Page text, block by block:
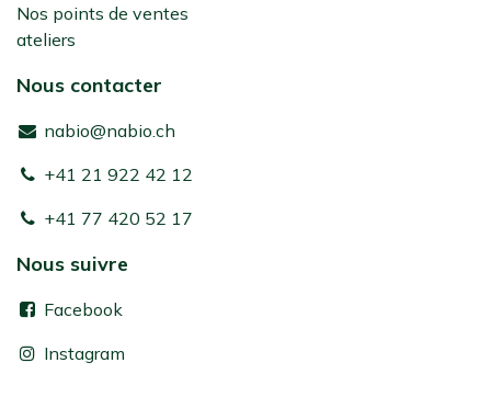
Nos points de ventes
ateliers
Nous contacter
nabio@nabio.ch
+41 21 922 42 12
+41 77 420 52 17
Nous suivre
Facebook
Instagram